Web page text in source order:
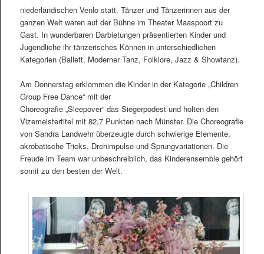
niederländischen Venlo statt. Tänzer und Tänzerinnen aus der
ganzen Welt waren auf der Bühne im Theater Maaspoort zu
Gast. In wunderbaren Darbietungen präsentierten Kinder und
Jugendliche ihr tänzerisches Können in unterschiedlichen
Kategorien (Ballett, Moderner Tanz, Folklore, Jazz & Showtanz).
Am Donnerstag erklommen die Kinder in der Kategorie „Children
Group Free Dance“ mit der
Choreografie „Sleepover“ das Siegerpodest und holten den
Vizemeistertitel mit 82,7 Punkten nach Münster. Die Choreografie
von Sandra Landwehr überzeugte durch schwierige Elemente,
akrobatische Tricks, Drehimpulse und Sprungvariationen. Die
Freude im Team war unbeschreiblich, das Kinderensemble gehört
somit zu den besten der Welt.